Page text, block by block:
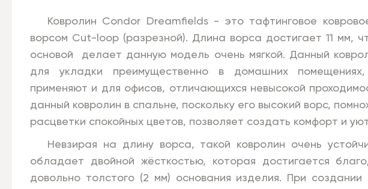
Ковролин Condor Dreamfields - это тафтинговое
ворсом Cut-loop (разрезной). Длина ворса достигает 11 мм,
основой делает данную модель очень мягкой. Данный
для укладки преимущественно в домашних
применяют и для офисов, отличающихся невысокой
данный ковролин в спальне, поскольку его высокий ворс,
расцветки спокойных цветов, позволяет создать комфорт и
Невзирая на длину ворса, такой ковролин очень
обладает двойной жёсткостью, которая достигается
довольно толстого (2 мм) основания изделия. При создании